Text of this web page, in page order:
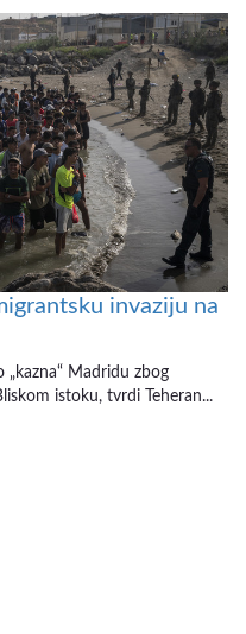
invaziju na
„kazna“ Madridu zbog
istoku, tvrdi Teheran...